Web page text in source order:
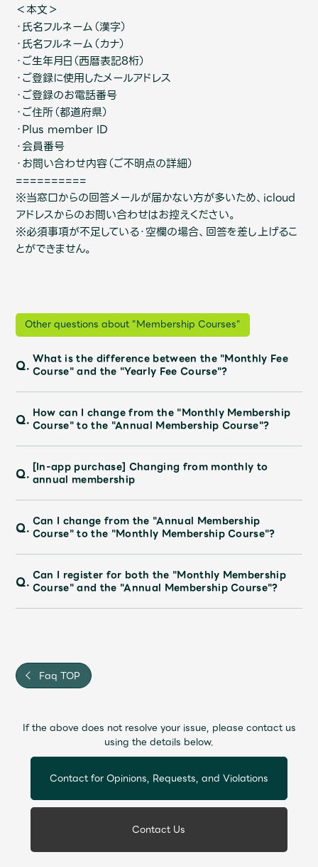
Mrs.REPORT
Mrs.GALLERY
Wallpaper
Request Mrs. MOMENT
JAM’S Letter JAM’S Live
Faq MGA App
＜本文＞
・氏名フルネーム（漢字）
・氏名フルネーム（カナ）
・ご生年月日（西暦表記8桁）
・ご登録に使用したメールアドレス
・ご登録のお電話番号
・ご住所（都道府県）
・Plus member ID
・会員番号
・お問い合わせ内容（ご不明点の詳細）
==========
※当窓口からの回答メールが届かない方が多いため、icloud
アドレスからのお問い合わせはお控えください。
※必須事項が不足している・空欄の場合、回答を差し上げるこ
とができません。
Other questions about "Membership Courses"
Q. What is the difference between the "Monthly Fee
Course" and the "Yearly Fee Course"?
Q. How can I change from the "Monthly Membership
Course" to the "Annual Membership Course"?
Q. [In-app purchase] Changing from monthly to
annual membership
Q. Can I change from the "Annual Membership
Course" to the "Monthly Membership Course"?
Q. Can I register for both the "Monthly Membership
Course" and the "Annual Membership Course"?
Faq TOP
If the above does not resolve your issue, please contact us
using the details below.
Contact for Opinions, Requests, and Violations
Contact Us